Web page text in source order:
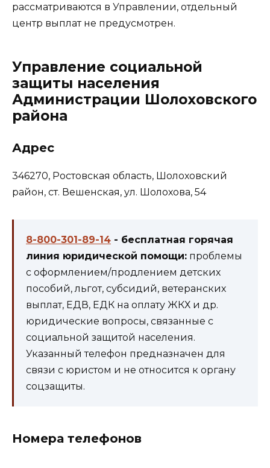
рассматриваются в Управлении, отдельный
центр выплат не предусмотрен.
Управление социальной
защиты населения
Администрации Шолоховского
района
Адрес
346270, Ростовская область, Шолоховский
район, ст. Вешенская, ул. Шолохова, 54
8-800-301-89-14 - бесплатная горячая
линия юридической помощи: проблемы
с оформлением/продлением детских
пособий, льгот, субсидий, ветеранских
выплат, ЕДВ, ЕДК на оплату ЖКХ и др.
юридические вопросы, связанные с
социальной защитой населения.
Указанный телефон предназначен для
связи с юристом и не относится к органу
соцзащиты.
Номера телефонов